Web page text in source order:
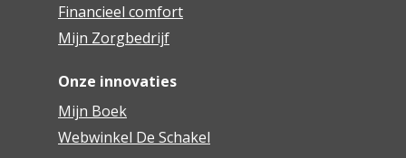
Financieel comfort
Mijn Zorgbedrijf
Onze innovaties
Mijn Boek
Webwinkel De Schakel